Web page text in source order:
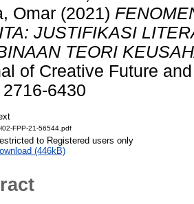
Omar (2021)
JUSTIFIKASI
TEORI
of Creative Future
6430
FPP-21-56544.pdf
to Registered users only
(446kB)